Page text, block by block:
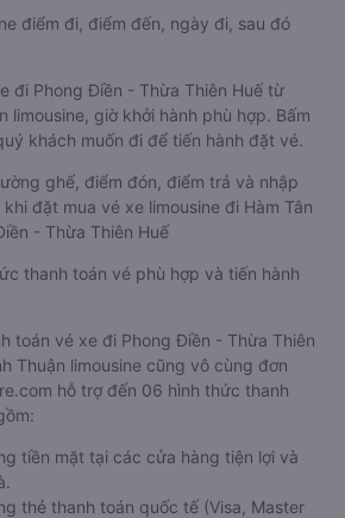
điểm đi, điểm đến, ngày đi, sau đó
đi Phong Điền - Thừa Thiên Huế từ
limousine, giờ khởi hành phù hợp. Bấm
khách muốn đi để tiến hành đặt vé.
ghế, điểm đón, điểm trả và nhập
đặt mua vé xe limousine đi Hàm Tân
- Thừa Thiên Huế
thanh toán vé phù hợp và tiến hành
toán vé xe đi Phong Điền - Thừa Thiên
Thuận limousine cũng vô cùng đơn
hỗ trợ đến 06 hình thức thanh
tiền mặt tại các cửa hàng tiện lợi và
thẻ thanh toán quốc tế (Visa, Master